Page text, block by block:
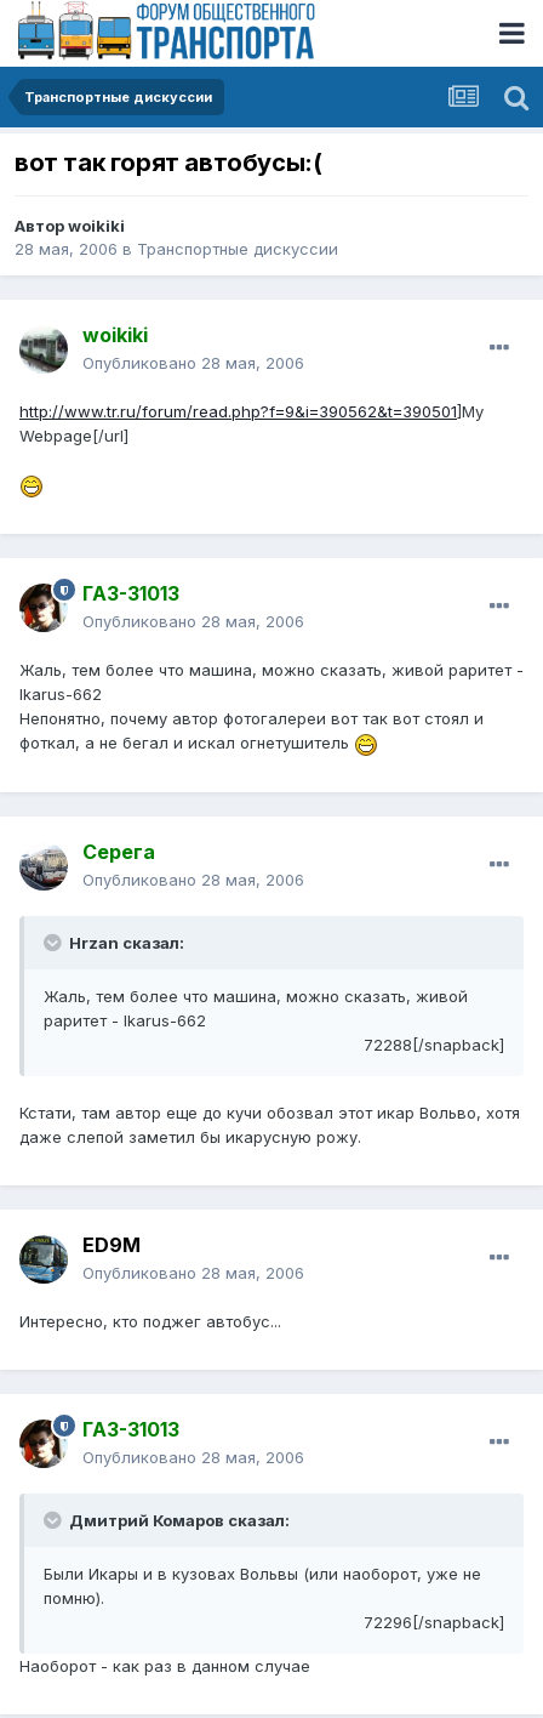
Транспортные дискуссии
вот так горят автобусы:(
Авторwoikiki
28 мая, 2006 в Транспортные дискуссии
woikiki
Опубликовано 28 мая, 2006
http://www.tr.ru/forum/read.php?f=9&i=390562&t=390501]My
Webpage[/url]
ГАЗ-31013
Опубликовано 28 мая, 2006
Жаль, тем более что машина, можно сказать, живой раритет -
Ikarus-662
Непонятно, почему автор фотогалереи вот так вот стоял и
фоткал, а не бегал и искал огнетушитель
Серега
Опубликовано 28 мая, 2006
Hrzan сказал:
Жаль, тем более что машина, можно сказать, живой
раритет - Ikarus-662
72288[/snapback]
Кстати, там автор еще до кучи обозвал этот икар Вольво, хотя
даже слепой заметил бы икарусную рожу.
ED9M
Опубликовано 28 мая, 2006
Интересно, кто поджег автобус...
ГАЗ-31013
Опубликовано 28 мая, 2006
Дмитрий Комаров сказал:
Были Икары и в кузовах Вольвы (или наоборот, уже не
помню).
72296[/snapback]
Наоборот - как раз в данном случае